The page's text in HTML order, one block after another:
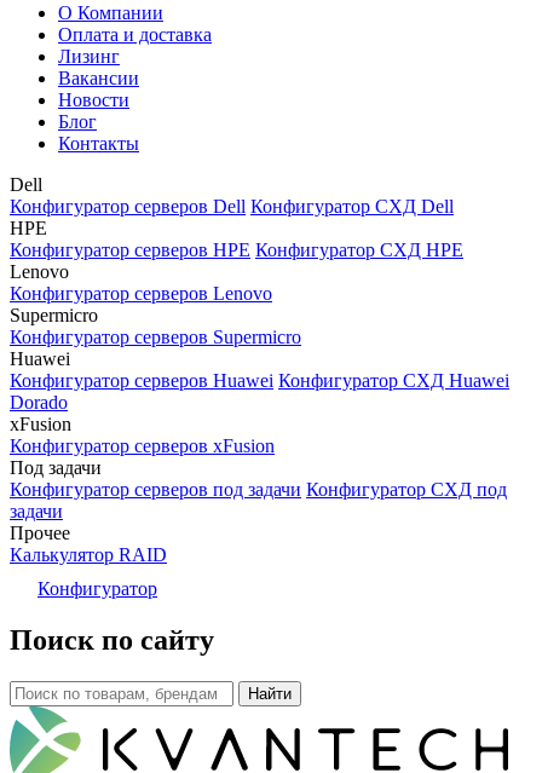
О Компании
Оплата и доставка
Лизинг
Вакансии
Новости
Блог
Контакты
Dell
Конфигуратор серверов Dell Конфигуратор СХД Dell
HPE
Конфигуратор серверов HPE Конфигуратор СХД HPE
Lenovo
Конфигуратор серверов Lenovo
Supermicro
Конфигуратор серверов Supermicro
Huawei
Конфигуратор серверов Huawei Конфигуратор СХД Huawei
Dorado
xFusion
Конфигуратор серверов xFusion
Под задачи
Конфигуратор серверов под задачи Конфигуратор СХД под
задачи
Прочее
Калькулятор RAID
Конфигуратор
Поиск по сайту